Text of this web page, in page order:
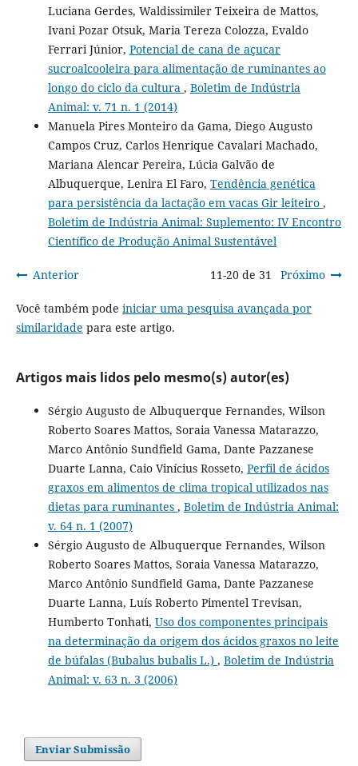
Luciana Gerdes, Waldissimiler Teixeira de Mattos,
Ivani Pozar Otsuk, Maria Tereza Colozza, Evaldo
Ferrari Júnior, Potencial de cana de açucar
sucroalcooleira para alimentação de ruminantes ao
longo do ciclo da cultura , Boletim de Indústria
Animal: v. 71 n. 1 (2014)
Manuela Pires Monteiro da Gama, Diego Augusto
Campos Cruz, Carlos Henrique Cavalari Machado,
Mariana Alencar Pereira, Lúcia Galvão de
Albuquerque, Lenira El Faro, Tendência genética
para persistência da lactação em vacas Gir leiteiro ,
Boletim de Indústria Animal: Suplemento: IV Encontro
Científico de Produção Animal Sustentável
Anterior 11-20 de 31 Próximo
Você também pode iniciar uma pesquisa avançada por
similaridade para este artigo.
Artigos mais lidos pelo mesmo(s) autor(es)
Sérgio Augusto de Albuquerque Fernandes, Wilson
Roberto Soares Mattos, Soraia Vanessa Matarazzo,
Marco Antônio Sundfield Gama, Dante Pazzanese
Duarte Lanna, Caio Vinícius Rosseto, Perfil de ácidos
graxos em alimentos de clima tropical utilizados nas
dietas para ruminantes , Boletim de Indústria Animal:
v. 64 n. 1 (2007)
Sérgio Augusto de Albuquerque Fernandes, Wilson
Roberto Soares Mattos, Soraia Vanessa Matarazzo,
Marco Antônio Sundfield Gama, Dante Pazzanese
Duarte Lanna, Luís Roberto Pimentel Trevisan,
Humberto Tonhati, Uso dos componentes principais
na determinação da origem dos ácidos graxos no leite
de búfalas (Bubalus bubalis L.) , Boletim de Indústria
Animal: v. 63 n. 3 (2006)
Enviar Submissão